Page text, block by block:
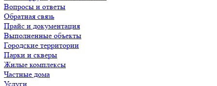
Вопросы и ответы
Обратная связь
Прайс и документация
Выполненные объекты
Городские территории
Парки и скверы
Жилые комплексы
Частные дома
Услуги